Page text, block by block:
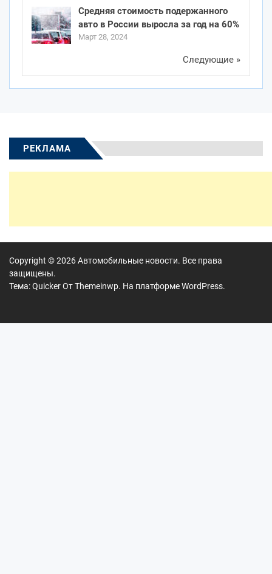
Средняя стоимость подержанного
авто в России выросла за год на 60%
Март 28, 2024
Следующие »
РЕКЛАМА
Copyright © 2026Автомобильные новости. Все права
защищены.
Тема: Quicker ОтThemeinwp. На платформеWordPress.